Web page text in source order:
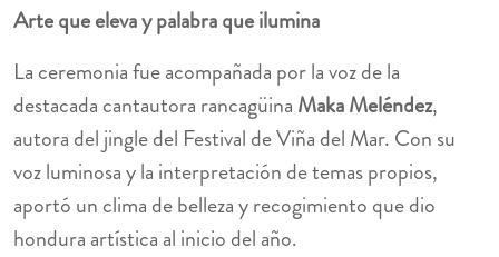
Arte que eleva y palabra que ilumina
La ceremonia fue acompañada por la voz de la
destacada cantautora rancagüina Maka Meléndez,
autora del jingle del Festival de Viña del Mar. Con su
voz luminosa y la interpretación de temas propios,
aportó un clima de belleza y recogimiento que dio
hondura artística al inicio del año.